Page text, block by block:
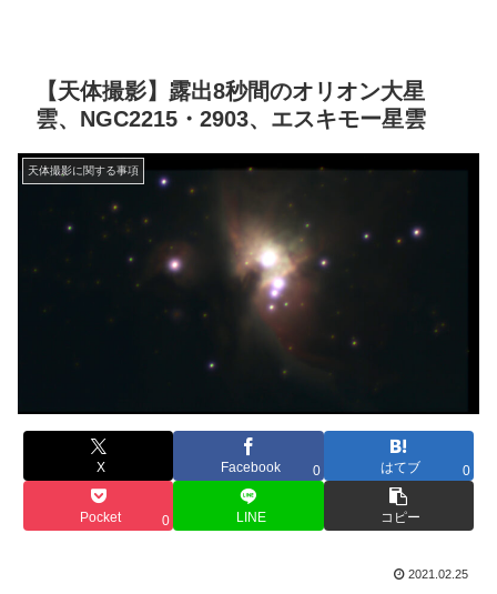
【天体撮影】露出8秒間のオリオン大星
雲、NGC2215・2903、エスキモー星雲
天体撮影に関する事項
X Facebook 0 はてブ 0
Pocket 0 LINE コピー
2021.02.25